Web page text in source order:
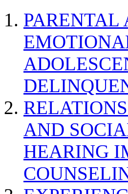
PARENTAL
AND
HEARING